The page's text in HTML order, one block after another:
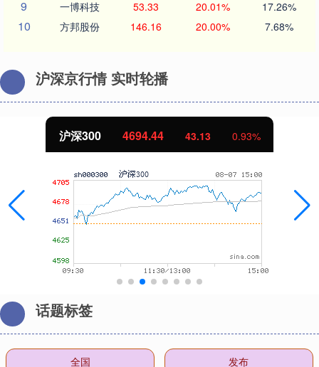
9 一博科技 53.33 20.01% 17.26%
10 方邦股份 146.16 20.00% 7.68%
沪深京行情 实时轮播
43.13 0.93%
话题标签
全国 发布